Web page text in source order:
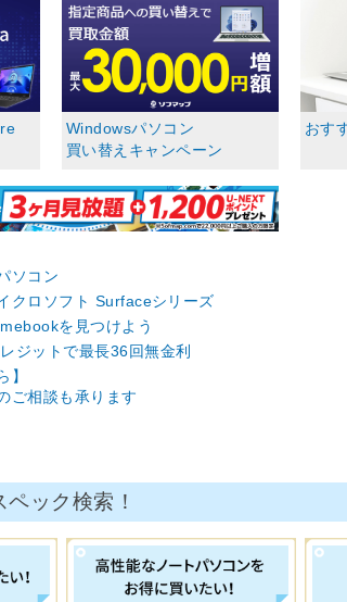
Windowsパソコン
買い替えキャンペーン
おす
ソコン
クロソフト Surfaceシリーズ
を見つけよう
ジットで最長36回無金利
】
ご相談も承ります
ック検索！